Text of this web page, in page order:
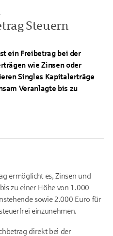
Steuern
ein Freibetrag bei der
wie Zinsen oder
Singles Kapitalerträge
Veranlagte bis zu
ermöglicht es, Zinsen und
zu einer Höhe von 1.000
sowie 2.000 Euro für
einzunehmen.
direkt bei der